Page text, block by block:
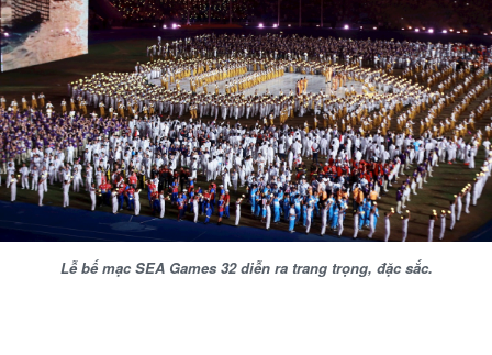
Lễ bế mạc SEA Games 32 diễn ra trang trọng, đặc sắc.